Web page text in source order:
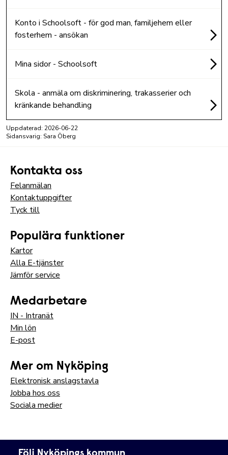
Konto i Schoolsoft - för god man, familjehem eller
fosterhem - ansökan
Mina sidor - Schoolsoft
Skola - anmäla om diskriminering, trakasserier och
kränkande behandling
Uppdaterad: 2026-06-22
Sidansvarig: Sara Öberg
Kontakta oss
Felanmälan
Kontaktuppgifter
Tyck till
Populära funktioner
Kartor
Alla E-tjänster
Jämför service
Medarbetare
IN - Intranät
Min lön
E-post
Mer om Nyköping
Elektronisk anslagstavla
Jobba hos oss
Sociala medier